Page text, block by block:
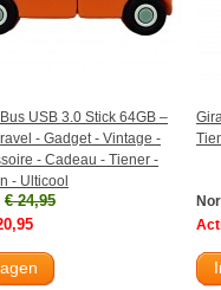
USB 3.0 Stick 64GB –
- Gadget - Vintage -
- Cadeau - Tiener -
- Ulticool
€ 24,95